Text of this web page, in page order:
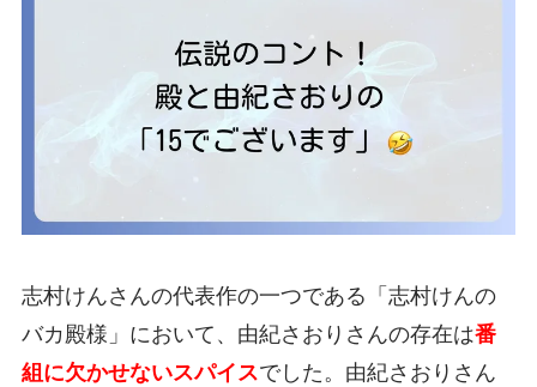
志村けんさんの代表作の一つである「志村けんの
バカ殿様」において、由紀さおりさんの存在は番
組に欠かせないスパイスでした。由紀さおりさん